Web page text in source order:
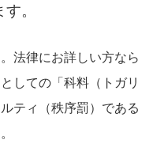
。
法律にお詳しい方なら
しての「科料（トガリ
ティ（秩序罰）である